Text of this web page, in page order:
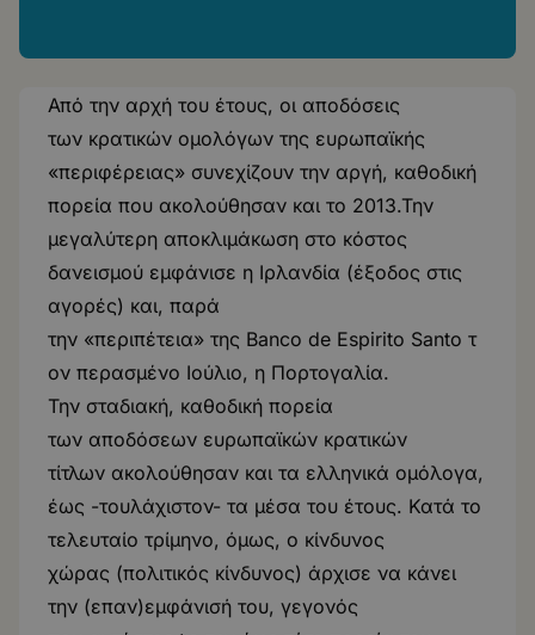
Από την αρχή του έτους, οι αποδόσεις
των κρατικών ομολόγων της ευρωπαϊκής
«περιφέρειας» συνεχίζουν την αργή, καθοδική
πορεία που ακολούθησαν και το 2013.Την
μεγαλύτερη αποκλιμάκωση στο κόστος
δανεισμού εμφάνισε η Ιρλανδία (έξοδος στις
αγορές) και, παρά
την «περιπέτεια» της Banco de Espirito Santo τ
ον περασμένο Ιούλιο, η Πορτογαλία.
Την σταδιακή, καθοδική πορεία
των αποδόσεων ευρωπαϊκών κρατικών
τίτλων ακολούθησαν και τα ελληνικά ομόλογα,
έως -τουλάχιστον- τα μέσα του έτους. Κατά το
τελευταίο τρίμηνο, όμως, ο κίνδυνος
χώρας (πολιτικός κίνδυνος) άρχισε να κάνει
την (επαν)εμφάνισή του, γεγονός